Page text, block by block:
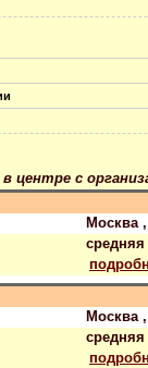
центре с
Москва
средняя
Москва
средняя